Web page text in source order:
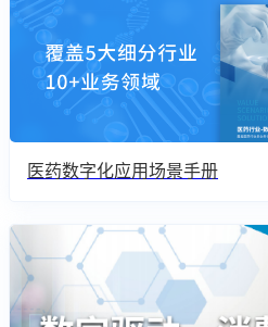
医药数字化应用场景手册